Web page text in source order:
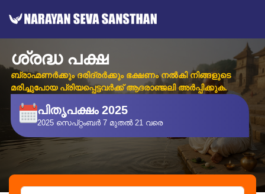
ശ്രദ്ധ പക്ഷ
ബ്രാഹ്മണർക്കും ദരിദ്രർക്കും ഭക്ഷണം നൽകി നിങ്ങളുടെ
മരിച്ചുപോയ പ്രിയപ്പെട്ടവർക്ക് ആദരാഞ്ജലി അർപ്പിക്കുക.
പിതൃപക്ഷം 2025
2025 സെപ്റ്റംബർ 7 മുതൽ 21 വരെ